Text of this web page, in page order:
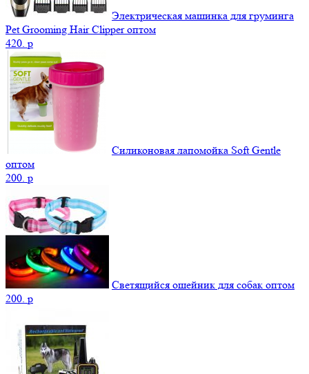
Электрическая машинка для груминга
Pet Grooming Hair Clipper оптом
420. p
Силиконовая лапомойка Soft Gentle
оптом
200. p
Светящийся ошейник для собак оптом
200. p